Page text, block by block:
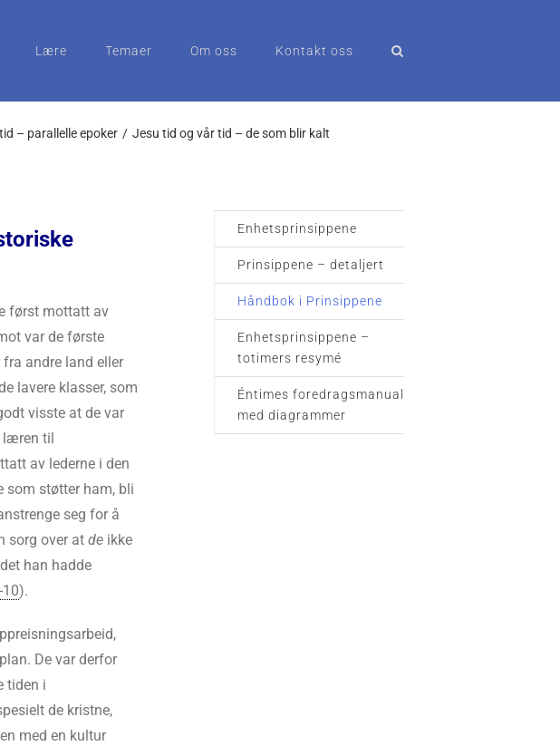
Lære Temaer Om oss Kontakt oss
– parallelle epoker Jesu tid og vår tid – de som blir kalt
først mottatt av
var de første
andre land eller
lavere klasser, som
visste at de var
læren til
av lederne i den
som støtter ham, bli
seg for å
sorg over at de ikke
han hadde
).
De var derfor
tiden i
de kristne,
med en kultur
Enhetsprinsippene
Prinsippene – detaljert
Håndbok i Prinsippene
Enhetsprinsippene –
totimers resymé
Éntimes foredragsmanual
med diagrammer